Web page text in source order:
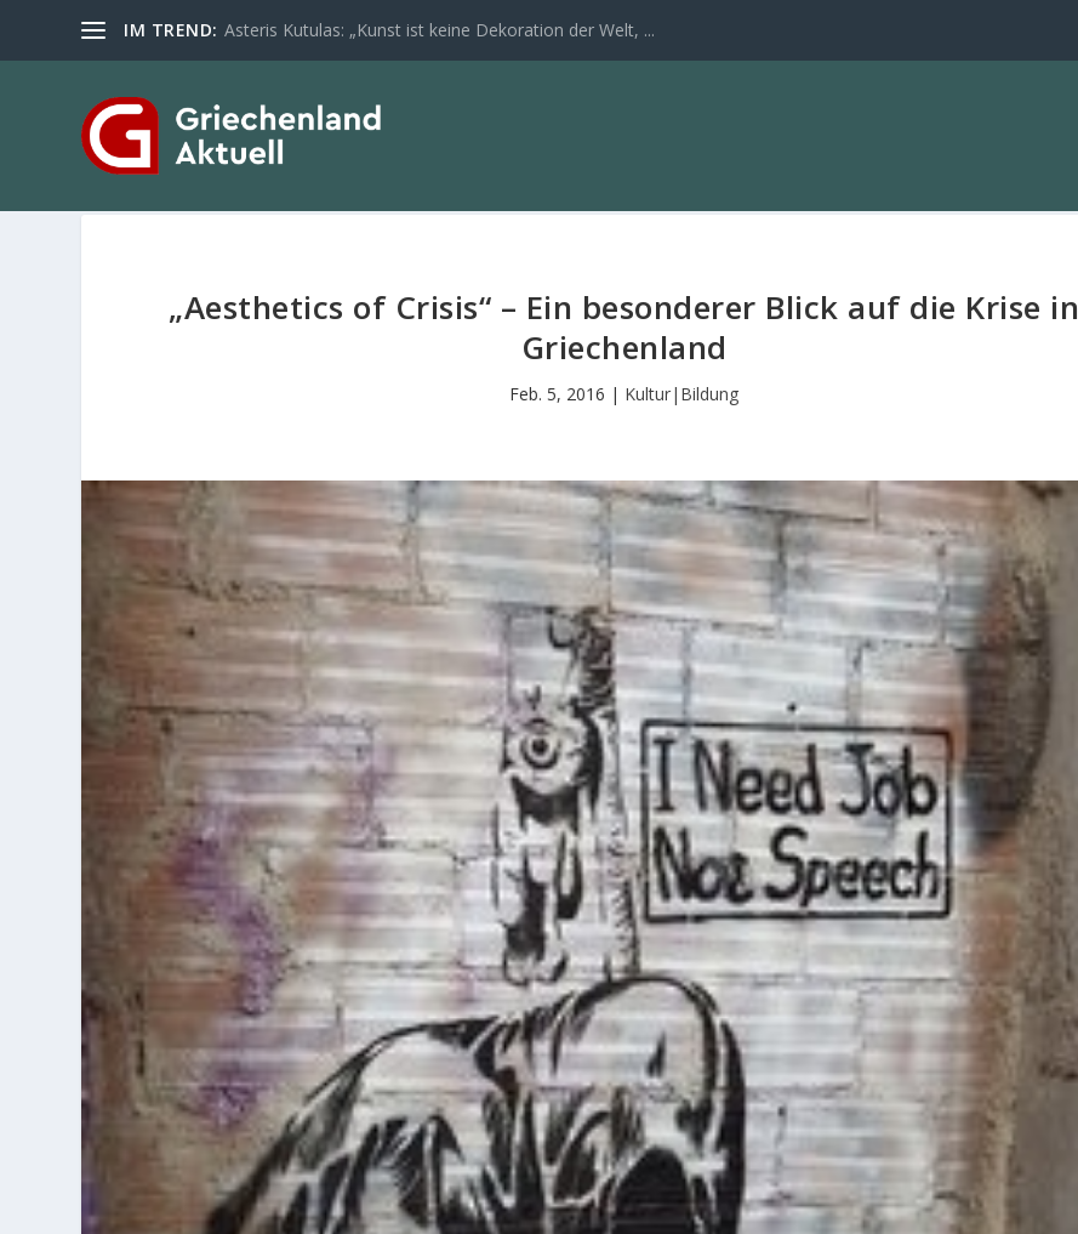
IM TREND: Asteris Kutulas: „Kunst ist keine Dekoration der Welt, ...
„Aesthetics of Crisis“ – Ein besonderer Blick auf die Krise in
Griechenland
Feb. 5, 2016 | Kultur|Bildung